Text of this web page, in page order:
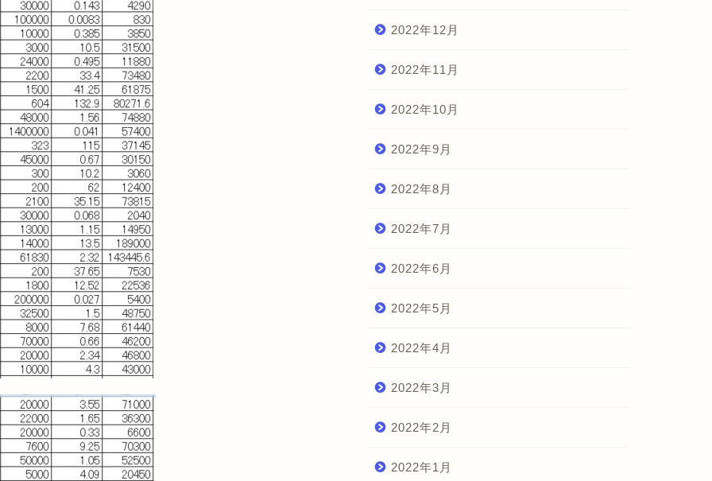
2022年12月
2022年11月
2022年10月
2022年9月
2022年8月
2022年7月
2022年6月
2022年5月
2022年4月
2022年3月
2022年2月
2022年1月